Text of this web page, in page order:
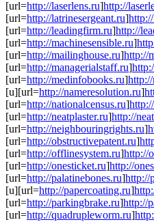
[url=http://laserlens.ru]http://
[url=http://latrinesergeant.ru]
[url=http://leadingfirm.ru]http://
[url=http://machinesensible.ru]
[url=http://mailinghouse.ru]http://
[url=http://managerialstaff.ru]
[url=http://medinfobooks.ru]
[u][url=http://nameresolution.ru]
[url=http://nationalcensus.ru]
[url=http://neatplaster.ru]http://
[url=http://neighbouringrights.ru]
[url=http://obstructivepatent.ru]
[url=http://offlinesystem.ru]http://
[url=http://onesticket.ru]http://
[url=http://palatinebones.ru]http://
[u][url=http://papercoating.ru]
[url=http://parkingbrake.ru]http://
[url=http://quadrupleworm.ru]